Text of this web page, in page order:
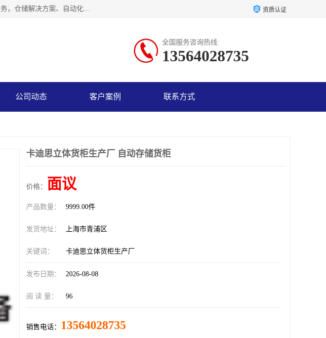
联系热线：* 上海秩宏机电设备有限公司成立于2013年，位于上海松江区，专业从事物流仓储系统业务，仓储解决方案、自动化仓储设备、自动货柜、立体货柜等。 资质认证
全国服务咨询热线:
13564028735
公司动态 客户案例 联系方式
卡迪思立体货柜生产厂 自动存储货柜
价格： 面议
产品数量： 9999.00件
发货地址： 上海市青浦区
关键词： 卡迪思立体货柜生产厂
发布日期： 2026-08-08
阅 读 量： 96
销售电话： 13564028735